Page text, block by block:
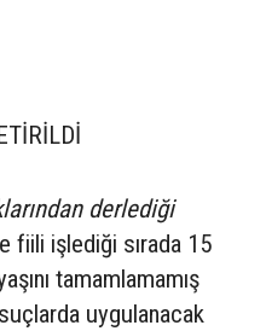
derlediği
fiili işlediği sırada 15
tamamlamamış
suçlarda uygulanacak